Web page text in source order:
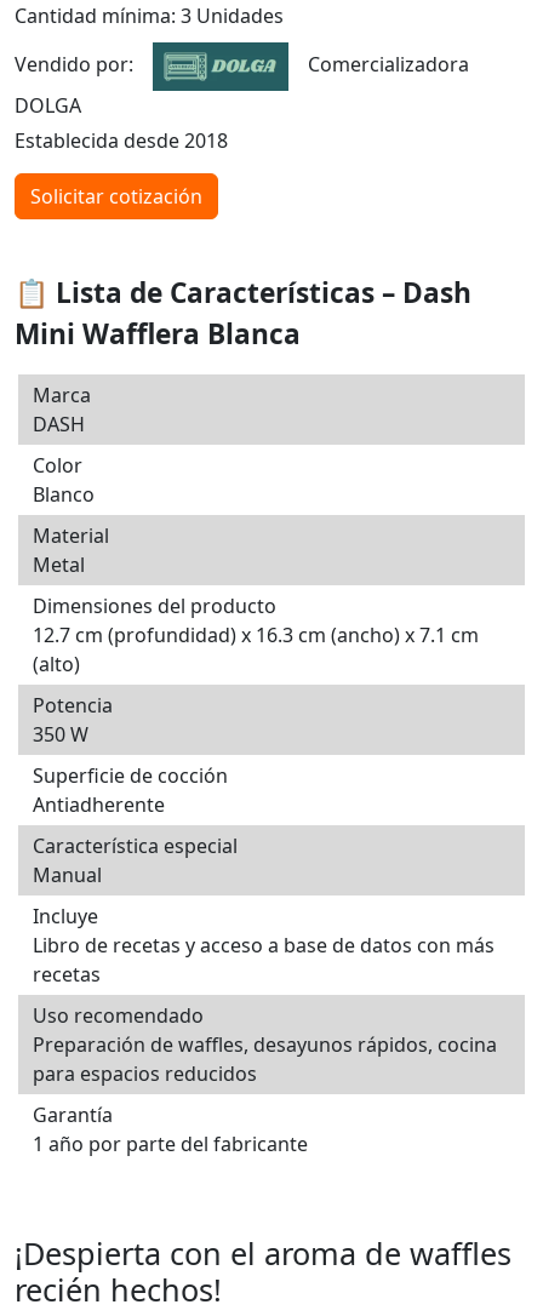
Cantidad mínima: 3 Unidades
Vendido por:
Comercializadora
DOLGA
Establecida desde 2018
Solicitar cotización
📋 Lista de Características – Dash
Mini Wafflera Blanca
Marca
DASH
Color
Blanco
Material
Metal
Dimensiones del producto
12.7 cm (profundidad) x 16.3 cm (ancho) x 7.1 cm
(alto)
Potencia
350 W
Superficie de cocción
Antiadherente
Característica especial
Manual
Incluye
Libro de recetas y acceso a base de datos con más
recetas
Uso recomendado
Preparación de waffles, desayunos rápidos, cocina
para espacios reducidos
Garantía
1 año por parte del fabricante
¡Despierta con el aroma de waffles
recién hechos!